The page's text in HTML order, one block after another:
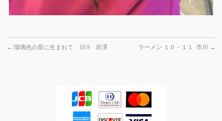
← 瑠璃色の星に生まれて 10.9 岩澤 ラーメン １０・１１ 市川 →